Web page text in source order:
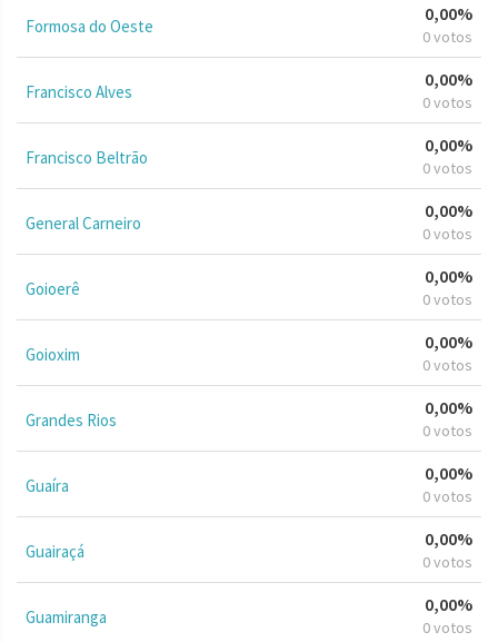
Formosa do Oeste
0,00%
0 votos
Francisco Alves
0,00%
0 votos
Francisco Beltrão
0,00%
0 votos
General Carneiro
0,00%
0 votos
Goioerê
0,00%
0 votos
Goioxim
0,00%
0 votos
Grandes Rios
0,00%
0 votos
Guaíra
0,00%
0 votos
Guairaçá
0,00%
0 votos
Guamiranga
0,00%
0 votos